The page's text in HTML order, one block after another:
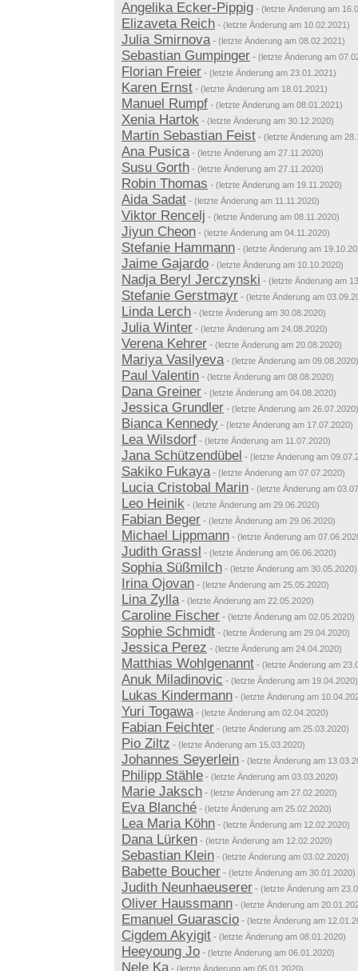
Angelika Ecker-Pippig - (letzte Änderung am
Elizaveta Reich - (letzte Änderung am 10.02.2021)
Julia Smirnova- (letzte Änderung am 08.02.2021)
Sebastian Gumpinger - (letzte Änderung am
Florian Freier - (letzte Änderung am 23.01.2021)
Karen Ernst - (letzte Änderung am 18.01.2021)
Manuel Rumpf - (letzte Änderung am 08.01.2021)
Xenia Hartok - (letzte Änderung am 30.12.2020)
Martin Sebastian Feist - (letzte Änderung am
Ana Pusica- (letzte Änderung am 27.11.2020)
Susu Gorth - (letzte Änderung am 27.11.2020)
Robin Thomas - (letzte Änderung am 19.11.2020)
Aida Sadat - (letzte Änderung am 11.11.2020)
Viktor Rencelj - (letzte Änderung am 08.11.2020)
Jiyun Cheon - (letzte Änderung am 04.11.2020)
Stefanie Hammann - (letzte Änderung am
Jaime Gajardo - (letzte Änderung am 10.10.2020)
Nadja Beryl Jerczynski - (letzte Änderung am
Stefanie Gerstmayr - (letzte Änderung am
Linda Lerch - (letzte Änderung am 30.08.2020)
Julia Winter - (letzte Änderung am 24.08.2020)
Verena Kehrer - (letzte Änderung am 20.08.2020)
Mariya Vasilyeva- (letzte Änderung am 09.08.2020)
Paul Valentin - (letzte Änderung am 08.08.2020)
Dana Greiner - (letzte Änderung am 04.08.2020)
Jessica Grundler - (letzte Änderung am 26.07.2020)
Bianca Kennedy - (letzte Änderung am 17.07.2020)
Lea Wilsdorf - (letzte Änderung am 11.07.2020)
Jana Schützendübel - (letzte Änderung am
Sakiko Fukaya- (letzte Änderung am 07.07.2020)
Lucia Cristobal Marin - (letzte Änderung am
Leo Heinik - (letzte Änderung am 29.06.2020)
Fabian Beger - (letzte Änderung am 29.06.2020)
Michael Lippmann - (letzte Änderung am
Judith Grassl - (letzte Änderung am 06.06.2020)
Sophia Süßmilch - (letzte Änderung am 30.05.2020)
Irina Ojovan - (letzte Änderung am 25.05.2020)
Lina Zylla- (letzte Änderung am 22.05.2020)
Caroline Fischer - (letzte Änderung am 02.05.2020)
Sophie Schmidt - (letzte Änderung am 29.04.2020)
Jessica Perez - (letzte Änderung am 24.04.2020)
Matthias Wohlgenannt - (letzte Änderung am
Anuk Miladinovic - (letzte Änderung am 19.04.2020)
Lukas Kindermann - (letzte Änderung am
Yuri Togawa- (letzte Änderung am 02.04.2020)
Fabian Feichter - (letzte Änderung am 25.03.2020)
Pio Ziltz - (letzte Änderung am 15.03.2020)
Johannes Seyerlein - (letzte Änderung am
Philipp Stähle - (letzte Änderung am 03.03.2020)
Marie Jaksch - (letzte Änderung am 27.02.2020)
Eva Blanché - (letzte Änderung am 25.02.2020)
Lea Maria Köhn - (letzte Änderung am 12.02.2020)
Dana Lürken - (letzte Änderung am 12.02.2020)
Sebastian Klein - (letzte Änderung am 03.02.2020)
Babette Boucher - (letzte Änderung am 30.01.2020)
Judith Neunhaeuserer - (letzte Änderung am
Oliver Haussmann - (letzte Änderung am
Emanuel Guarascio - (letzte Änderung am
Cigdem Akyigit - (letzte Änderung am 08.01.2020)
Heeyoung Jo - (letzte Änderung am 06.01.2020)
Nele Ka- (letzte Änderung am 05.01.2020)